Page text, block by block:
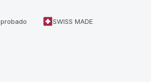
SWISS MADE